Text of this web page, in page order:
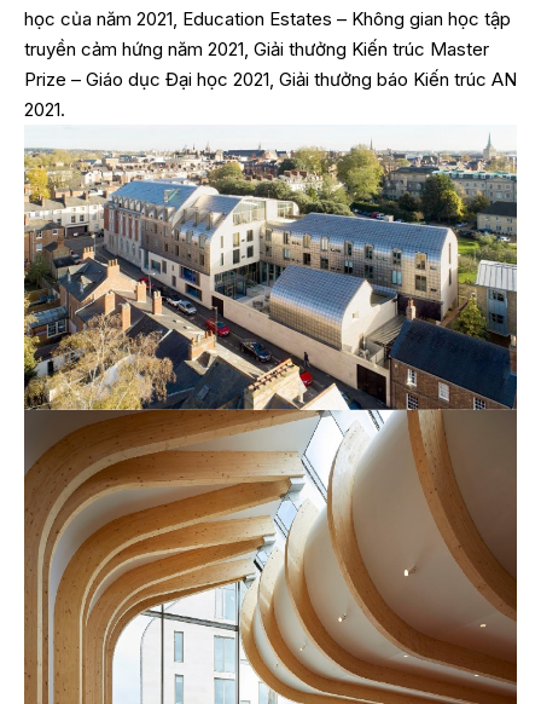
học của năm 2021, Education Estates – Không gian học tập
truyền cảm hứng năm 2021, Giải thưởng Kiến trúc Master
Prize – Giáo dục Đại học 2021, Giải thưởng báo Kiến trúc AN
2021.